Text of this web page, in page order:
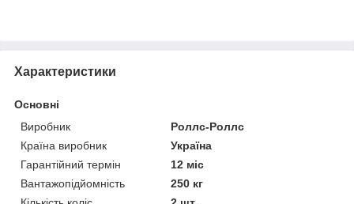
Характеристики
Основні
Виробник
Роллс-Роллс
Країна виробник
Україна
Гарантійний термін
12 міс
Вантажопідйомність
250 кг